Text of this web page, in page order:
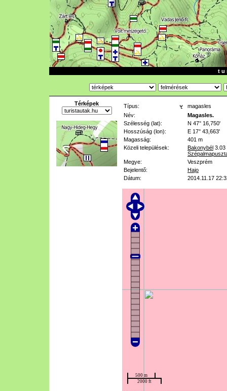
t u
Térképek Típus:
magasles
Név:
Magasles.
Szélesség (lat):
N 47° 16,750'
Hosszúság (lon):
E 17° 43,663'
Magasság:
401 m
Közeli települések:
Bakonybél 3.03
Megye:
Veszprém
Bejelentő:
Hajo
Dátum:
2014.11.17